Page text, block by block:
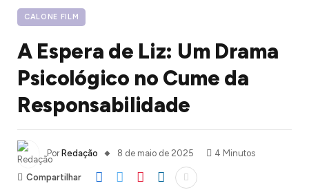
CALONE FILM
A Espera de Liz: Um Drama
Psicológico no Cume da
Responsabilidade
Por Redação 8 de maio de 2025 4 Minutos
Compartilhar